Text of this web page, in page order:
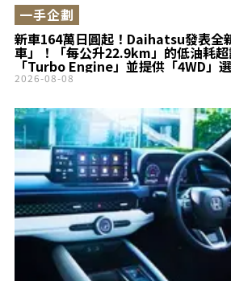
新車164萬日圓起！Daihatsu發表全
車」！「每公升22.9km」的低油耗
「Turbo Engine」並提供「4WD」
Canbus」登場！
一手企劃
2026-08-08